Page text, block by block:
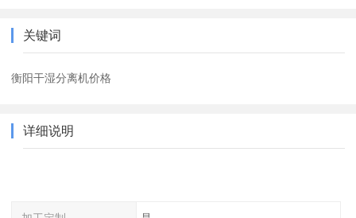
关键词
衡阳干湿分离机价格
详细说明